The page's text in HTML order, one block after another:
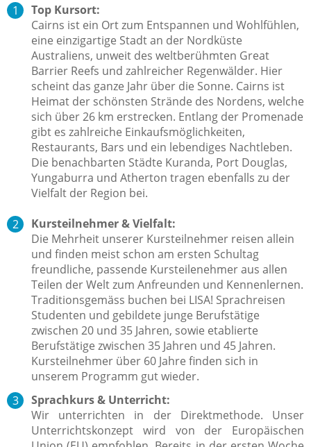
Top Kursort:
Cairns ist ein Ort zum Entspannen und Wohlfühlen,
eine einzigartige Stadt an der Nordküste
Australiens, unweit des weltberühmten Great
Barrier Reefs und zahlreicher Regenwälder. Hier
scheint das ganze Jahr über die Sonne. Cairns ist
Heimat der schönsten Strände des Nordens, welche
sich über 26 km erstrecken. Entlang der Promenade
gibt es zahlreiche Einkaufsmöglichkeiten,
Restaurants, Bars und ein lebendiges Nachtleben.
Die benachbarten Städte Kuranda, Port Douglas,
Yungaburra und Atherton tragen ebenfalls zu der
Vielfalt der Region bei.
Kursteilnehmer & Vielfalt:
Die Mehrheit unserer Kursteilnehmer reisen allein
und finden meist schon am ersten Schultag
freundliche, passende Kursteilenehmer aus allen
Teilen der Welt zum Anfreunden und Kennenlernen.
Traditionsgemäss buchen bei LISA! Sprachreisen
Studenten und gebildete junge Berufstätige
zwischen 20 und 35 Jahren, sowie etablierte
Berufstätige zwischen 35 Jahren und 45 Jahren.
Kursteilnehmer über 60 Jahre finden sich in
unserem Programm gut wieder.
Sprachkurs & Unterricht:
Wir unterrichten in der Direktmethode. Unser
Unterrichtskonzept wird von der Europäischen